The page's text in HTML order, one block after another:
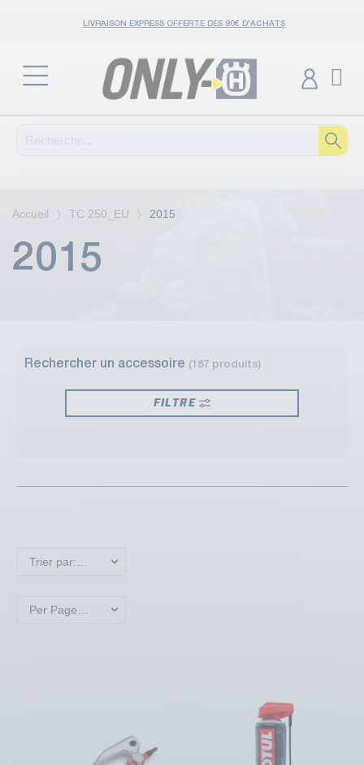
LIVRAISON EXPRESS OFFERTE DÈS 80€ D'ACHATS
Accueil TC 250_EU 2015
2015
Rechercher un accessoire (187 produits)
FILTRE